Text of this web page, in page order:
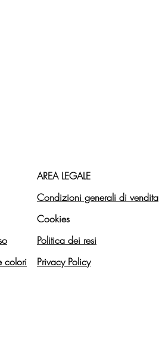
colori
AREA LEGALE
Condizioni generali di vendita
Cookies
Politica dei resi
Privacy Policy